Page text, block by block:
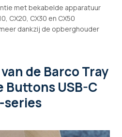
met bekabelde apparatuur
CX20, CX30 en CX50
dankzij de opberghouder
van de Barco Tray
Buttons USB-C
series